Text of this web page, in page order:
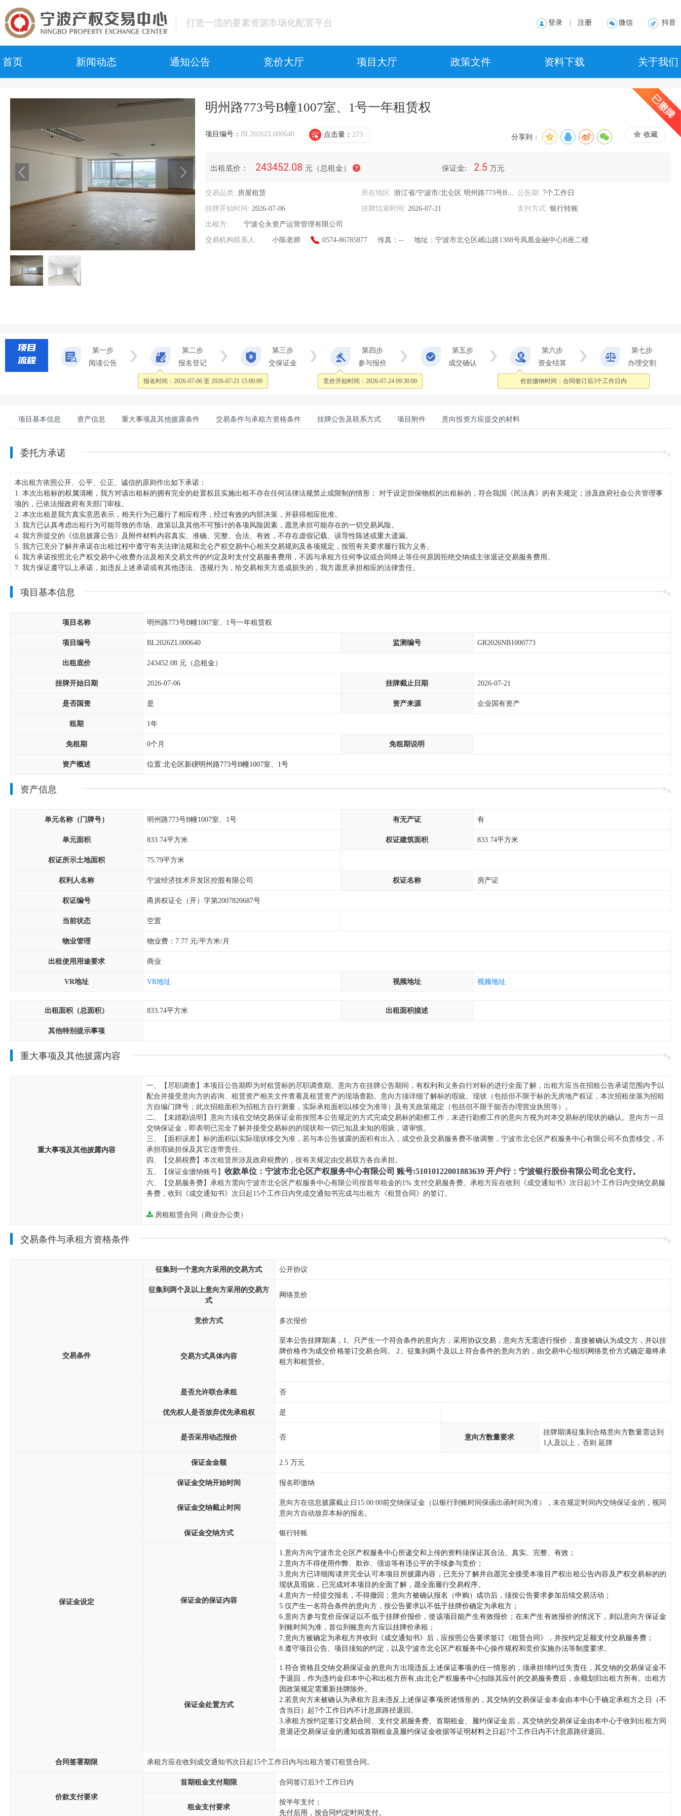
打造一流的要素资源市场化配置平台 登录 注册 微信 抖音
首页 新闻动态
国资动态
通知公告
终结公告
恢复公告
会员专栏
拍卖公告
竞价大厅 项目大厅 政策文件 资料下载 关于我们
中心概况
组织机构
联系方式
地理位置
明州路773号B幢1007室、1号一年租赁权
项目编号： BL2026ZL000640 点击量：273 分享到： 收藏
出租底价： 243452.08 元（总租金） 保证金: 2.5 万元
交易品类: 房屋租赁 所在地区: 浙江省/宁波市/北仑区 明州路773号B幢1007室、1号 公告期: 7个工作日
挂牌开始时间: 2026-07-06 挂牌结束时间: 2026-07-21 支付方式: 银行转账
出租方: 宁波仑永资产运营管理有限公司
交易机构联系人: 小陈老师 0574-86785877 传真：-- 地址：宁波市北仑区岷山路1388号凤凰金融中心B座二楼
项目
流程
第一步
阅读公告
第二步
报名登记
报名时间：2026-07-06 至 2026-07-21 15:00:00
第三步
交保证金
第四步
参与报价
竞价开始时间：2026-07-24 09:30:00
第五步
成交确认
第六步
资金结算
价款缴纳时间： 合同签订后3个工作日内
第七步
办理交割
项目基本信息 资产信息 重大事项及其他披露条件 交易条件与承租方资格条件 挂牌公告及联系方式 项目附件 意向投资方应提交的材料
委托方承诺
本出租方依照公开、公平、公正、诚信的原则作出如下承诺：
1. 本次出租标的权属清晰，我方对该出租标的拥有完全的处置权且实施出租不存在任何法律法规禁止或限制的情形； 对于设定担保物权的出租标的，符合我国《民法典》的有关规定；涉及政府社会公共管理事
项的，已依法报政府有关部门审核。
2. 本次出租是我方真实意思表示，相关行为已履行了相应程序，经过有效的内部决策，并获得相应批准。
3. 我方已认真考虑出租行为可能导致的市场、政策以及其他不可预计的各项风险因素，愿意承担可能存在的一切交易风险。
4. 我方所提交的《信息披露公告》及附件材料内容真实、准确、完整、合法、有效，不存在虚假记载、误导性陈述或重大遗漏。
5. 我方已充分了解并承诺在出租过程中遵守有关法律法规和北仑产权交易中心相关交易规则及各项规定，按照有关要求履行我方义务。
6. 我方承诺按照北仑产权交易中心收费办法及相关交易文件的约定及时支付交易服务费用，不因与承租方任何争议或合同终止等任何原因拒绝交纳或主张退还交易服务费用。
7. 我方保证遵守以上承诺，如违反上述承诺或有其他违法、违规行为，给交易相关方造成损失的，我方愿意承担相应的法律责任。
项目基本信息
项目名称 明州路773号B幢1007室、1号一年租赁权
项目编号 BL2026ZL000640 监测编号 GR2026NB1000773
出租底价 243452.08 元（总租金）
挂牌开始日期 2026-07-06 挂牌截止日期 2026-07-21
是否国资 是 资产来源 企业国有资产
租期 1年
免租期 0个月 免租期说明
资产概述 位置:北仑区新碶明州路773号B幢1007室、1号
资产信息
单元名称（门牌号） 明州路773号B幢1007室、1号 有无产证 有
单元面积 833.74平方米 权证建筑面积 833.74平方米
权证所示土地面积 75.79平方米
权利人名称 宁波经济技术开发区控股有限公司 权证名称 房产证
权证编号 甬房权证仑（开）字第2007820687号
当前状态 空置
物业管理 物业费：7.77 元/平方米/月
出租使用用途要求 商业
VR地址 VR地址 视频地址 视频地址
出租面积（总面积） 833.74平方米 出租面积描述
其他特别提示事项
重大事项及其他披露内容
重大事项及其他披露内容
一、【尽职调查】本项目公告期即为对租赁标的尽职调查期。意向方在挂牌公告期间，有权利和义务自行对标的进行全面了解，出租方应当在招租公告承诺范围内予以
配合并接受意向方的咨询、租赁资产相关文件查看及租赁资产的现场查勘。意向方须详细了解标的瑕疵、现状（包括但不限于标的无房地产权证，本次招租坐落为招租
方自编门牌号；此次招租面积为招租方自行测量，实际承租面积以移交为准等）及有关政策规定（包括但不限于能否办理营业执照等）。
二、【未踏勘说明】意向方须在交纳交易保证金前按照本公告规定的方式完成交易标的勘察工作，未进行勘察工作的意向方视为对本交易标的现状的确认。意向方一旦
交纳保证金，即表明已完全了解并接受交易标的的现状和一切已知及未知的瑕疵，请审慎。
三、【面积误差】标的面积以实际现状移交为准，若与本公告披露的面积有出入，成交价及交易服务费不做调整，宁波市北仑区产权服务中心有限公司不负责移交，不
承担瑕疵担保及其它连带责任。
四、【交易税费】本次租赁所涉及政府税费的，按有关规定由交易双方各自承担。
五、【保证金缴纳账号】 收款单位：宁波市北仑区产权服务中心有限公司 账号:51010122001883639 开户行：宁波银行股份有限公司北仑支行。
六、【交易服务费】承租方需向宁波市北仑区产权服务中心有限公司按首年租金的1% 支付交易服务费。承租方应在收到《成交通知书》次日起3个工作日内交纳交易服
务费，收到《成交通知书》次日起15个工作日内凭成交通知书完成与出租方《租赁合同》的签订。
房租租赁合同（商业办公类）
交易条件与承租方资格条件
交易条件
征集到一个意向方采用的交易方式 公开协议
征集到两个及以上意向方采用的交易方
式
网络竞价
竞价方式 多次报价
交易方式具体内容
至本公告挂牌期满，1、只产生一个符合条件的意向方，采用协议交易，意向方无需进行报价，直接被确认为成交方，并以挂
牌价格作为成交价格签订交易合同。 2、征集到两个及以上符合条件的意向方的，由交易中心组织网络竞价方式确定最终承
租方和租赁价。
是否允许联合承租 否
优先权人是否放弃优先承租权 是
是否采用动态报价 否 意向方数量要求
挂牌期满征集到合格意向方数量需达到
1人及以上，否则 延牌
保证金设定
保证金金额 2.5 万元
保证金交纳开始时间 报名即缴纳
保证金交纳截止时间
意向方在信息披露截止日 15:00:00前交纳保证金（以银行到账时间保函出函时间为准），未在规定时间内交纳保证金的，视同
意向方自动放弃本标的报名。
保证金交纳方式 银行转账
保证金的保证内容
1.意向方向宁波市北仑区产权服务中心所递交和上传的资料须保证其合法、真实、完整、有效；
2.意向方不得使用作弊、欺诈、强迫等有违公平的手续参与竞价；
3.意向方已详细阅读并完全认可本项目所披露内容，已充分了解并自愿完全接受本项目产权出租公告内容及产权交易标的的
现状及瑕疵，已完成对本项目的全面了解，愿全面履行交易程序。
4.意向方一经提交报名，不得撤回；意向方被确认报名（申购）成功后，须按公告要求参加后续交易活动；
5.仅产生一名符合条件的意向方，按公告要求以不低于挂牌价确定为承租方；
6.意向方参与竞价应保证以不低于挂牌价报价，使该项目能产生有效报价；在未产生有效报价的情况下，则以意向方保证金
到账时间为准，首位到账意向方应以挂牌价承租；
7.意向方被确定为承租方并收到《成交通知书》后，应按照公告要求签订《租赁合同》，并按约定足额支付交易服务费；
8.遵守项目公告、项目须知的约定，以及宁波市北仑区产权服务中心操作规程和竞价实施办法等制度要求。
保证金处置方式
1.符合资格且交纳交易保证金的意向方出现违反上述保证事项的任一情形的，须承担缔约过失责任，其交纳的交易保证金不
予退回，作为违约金归本中心和出租方所有,由北仑产权服务中心扣除其应付的交易服务费后，余额划归出租方所有。出租方
因政策规定需重新挂牌除外。
2.若意向方未被确认为承租方且未违反上述保证事项所述情形的，其交纳的交易保证金本金由本中心于确定承租方之日（不
含当日）起7个工作日内不计息原路径退回。
3.承租方按约定签订交易合同、支付交易服务费、首期租金、履约保证金后，其交纳的交易保证金由本中心于收到出租方同
意退还交易保证金的通知或首期租金及履约保证金收据等证明材料之日起7个工作日内不计息原路径退回。
合同签署期限 承租方应在收到成交通知书次日起15个工作日内与出租方签订租赁合同。
价款支付要求
首期租金支付期限 合同签订后3个工作日内
租金支付要求
按半年支付；
先付后用，按合同约定时间支付。